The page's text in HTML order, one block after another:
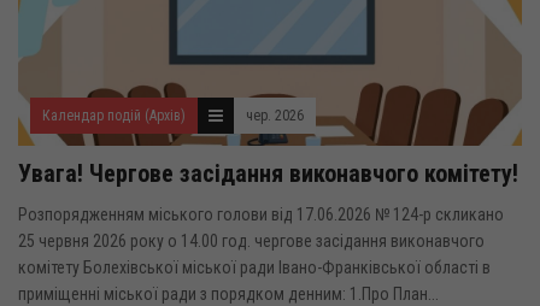
Календар подій (Архів) чер. 2026
Увага! Чергове засідання виконавчого комітету!
Розпорядженням міського голови від 17.06.2026 № 124-р скликано
25 червня 2026 року о 14.00 год. чергове засідання виконавчого
комітету Болехівської міської ради Івано-Франківської області в
приміщенні міської ради з порядком денним: 1.Про План...